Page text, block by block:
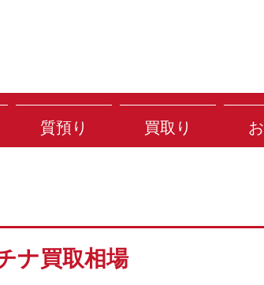
質預り 買取り
ナ買取相場